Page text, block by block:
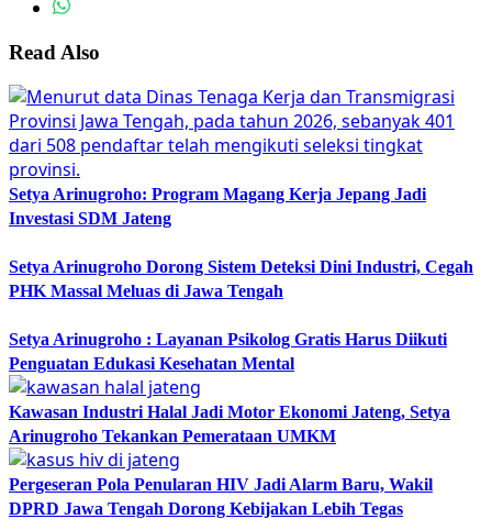
Read Also
Setya Arinugroho: Program Magang Kerja Jepang Jadi
Investasi SDM Jateng
Setya Arinugroho Dorong Sistem Deteksi Dini Industri, Cegah
PHK Massal Meluas di Jawa Tengah
Setya Arinugroho : Layanan Psikolog Gratis Harus Diikuti
Penguatan Edukasi Kesehatan Mental
Kawasan Industri Halal Jadi Motor Ekonomi Jateng, Setya
Arinugroho Tekankan Pemerataan UMKM
Pergeseran Pola Penularan HIV Jadi Alarm Baru, Wakil
DPRD Jawa Tengah Dorong Kebijakan Lebih Tegas